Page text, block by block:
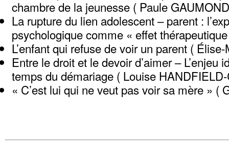
chambre de la jeunesse ( Paule
La rupture du lien adolescent – parent :
psychologique comme « effet
L’enfant qui refuse de voir un parent (
Entre le droit et le devoir d’aimer – L’enjeu
temps du démariage ( Louise
« C’est lui qui ne veut pas voir sa mère » (